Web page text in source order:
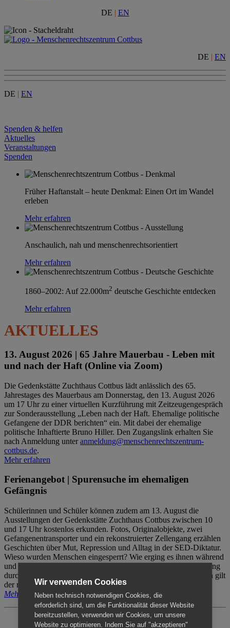
DE | EN
DE | EN
DE | EN
Spenden & helfen
Aktuelles
Veranstaltungen
Spenden
Früher Haftanstalt – heute Denkmal: Einen Ort im Wandel
erleben
Mehr erfahren
Anschaulich, nah und menschenrechtsorientiert
Mehr erfahren
1860–2002: Auf 22.000m2 deutsche Geschichte entdecken
Mehr erfahren
AKTUELLES
13. August 2026 | 65 Jahre Mauerbau - Leben mit
und nach der Haft (Online via Zoom)
Die Gedenkstätte Zuchthaus Cottbus lädt anlässlich des 65.
Jahrestages des Mauerbaus am Donnerstag, den 13. August 2026
um 17 Uhr zu einer virtuellen Kurzführung mit Zeitzeugengespräch
zur Sonderausstellung „Leben nach der Haft. Ehemalige politische
Gefangene der DDR berichten“ ein. Mit dabei der ehemalige
politische Inhaftierte Bruno Hiller. Den Zugangslink erhalten Sie
nach Anmeldung unteranmeldung@menschenrechtszentrum-
cottbus.de.
Mehr erfahren
Ferienangebot | Spurensuche im ehemaligen
Gefängnis
Schülerinnen und Schüler können zudem am 13. August die
Ausstellungen der Gedenkstätte Zuchthaus Cottbus zwischen 10
und 17 Uhr kostenlos erkunden. Fotos, Originalobjekte, zwei
Gefangenentransporter und ein rekonstruierter Zellengang erzählen
Geschichten über Mut, Repression und Alltag in der SED-Diktatur.
Wieso wurden Menschen eingesperrt? Wie erging es ihnen während
und nach der Haft? Der Besuch erfolgt individuell ohne Betreuung
durch das Menschenrechtszentrum Cottbus. Für Begleitpersonen gilt
der reguläre Eintritt (8€ / ermäßigt 5€).
Mehr erfahren
Wir verwenden Cookies
Neben technisch notwendigen Cookies, die
erforderlich sind, um die Funktionalität dieser Website
bereitzustellen, verwenden wir Cookies, um unsere
Website zu optimieren. Indem Sie auf "akzeptieren"